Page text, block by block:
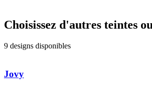
Choisissez d'autres teintes
9 designs disponibles
Jovy